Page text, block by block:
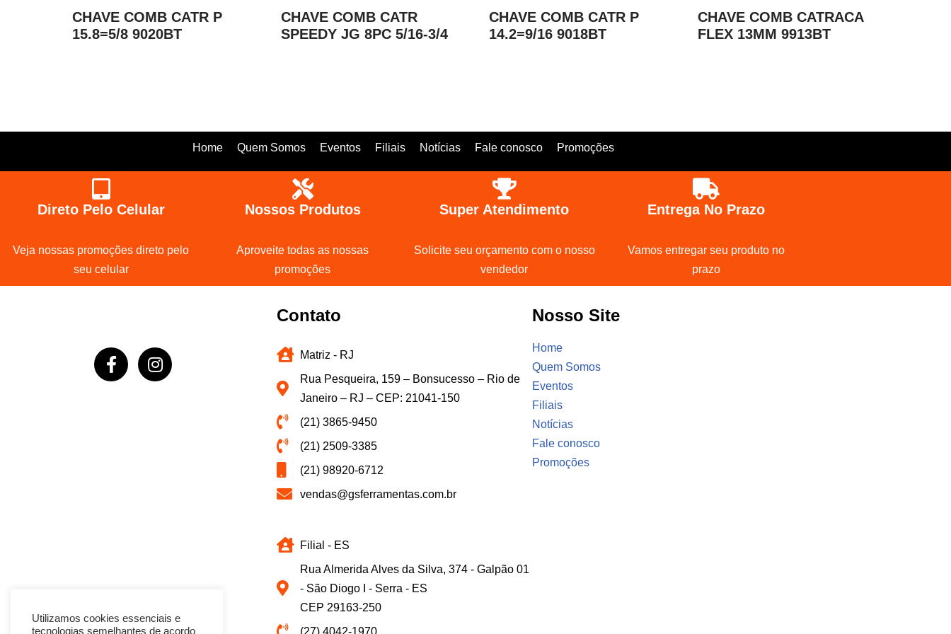
CHAVE COMB CATR P
15.8=5/8 9020BT
CHAVE COMB CATR
SPEEDY JG 8PC 5/16-3/4
CHAVE COMB CATR P
14.2=9/16 9018BT
CHAVE COMB CATRACA
FLEX 13MM 9913BT
Home Quem Somos Eventos Filiais Notícias Fale conosco Promoções
Direto Pelo Celular
Veja nossas promoções direto pelo
seu celular
Nossos Produtos
Aproveite todas as nossas
promoções
Super Atendimento
Solicite seu orçamento com o nosso
vendedor
Entrega No Prazo
Vamos entregar seu produto no
prazo
Contato
Matriz - RJ
Rua Pesqueira, 159 – Bonsucesso – Rio de
Janeiro – RJ – CEP: 21041-150
(21) 3865-9450
(21) 2509-3385
(21) 98920-6712
vendas@gsferramentas.com.br
Filial - ES
Rua Almerida Alves da Silva, 374 - Galpão 01
- São Diogo I - Serra - ES
CEP 29163-250
(27) 4042-1970
Nosso Site
Home
Quem Somos
Eventos
Filiais
Notícias
Fale conosco
Promoções
Utilizamos cookies essenciais e
tecnologias semelhantes de acordo